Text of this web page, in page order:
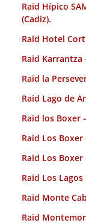
Raid Hípico
(Cadiz).
Raid Hotel
Raid Karrantza
Raid la
Raid Lago de
Raid los Boxer
Raid Los Boxer
Raid Los Boxer
Raid Los
Raid Monte
Raid